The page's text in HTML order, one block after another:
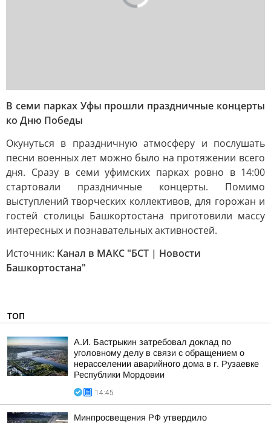
В семи парках Уфы прошли праздничные концерты
ко Дню Победы
Окунуться в праздничную атмосферу и послушать
песни военных лет можно было на протяжении всего
дня. Сразу в семи уфимских парках ровно в 14:00
стартовали праздничные концерты. Помимо
выступлений творческих коллективов, для горожан и
гостей столицы Башкортостана приготовили массу
интересных и познавательных активностей.
Источник: Канал в МАКС "БСТ | Новости
Башкортостана"
ТОП
А.И. Бастрыкин затребовал доклад по
уголовному делу в связи с обращением о
нерасселении аварийного дома в г. Рузаевке
Республики Мордовии
14:45
Минпросвещения РФ утвердило